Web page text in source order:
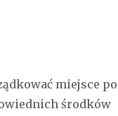
miejsce po
środków